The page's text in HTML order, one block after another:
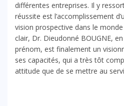
différentes entreprises. Il y
réussite est l’accomplissement
vision prospective dans le monde
clair, Dr. Dieudonné BOUGNE,
prénom, est finalement un
ses capacités, qui a très tôt
attitude que de se mettre au